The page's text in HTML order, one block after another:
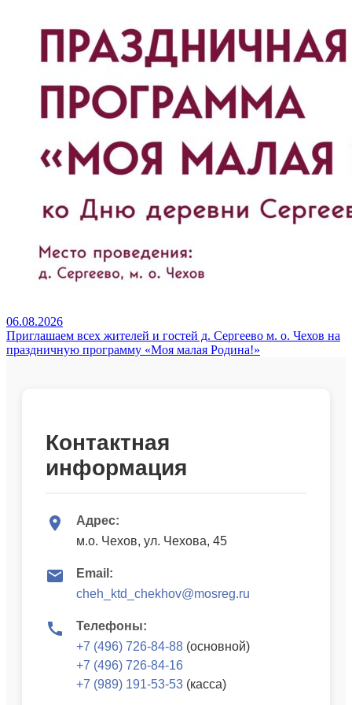
06.08.2026
Приглашаем всех жителей и гостей д. Сергеево м. о. Чехов на
праздничную программу «Моя малая Родина!»
Контактная
информация
Адрес:
м.о. Чехов, ул. Чехова, 45
Email:
cheh_ktd_chekhov@mosreg.ru
Телефоны:
+7 (496) 726-84-88 (основной)
+7 (496) 726-84-16
+7 (989) 191-53-53 (касса)